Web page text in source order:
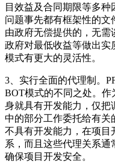
目效益及合同期限等多
问题事先都有框架性的文
由政府无偿提供的，无需
政府对最低收益等做出实
模式有更大的灵活性。
3、实行全面的代理制。
BOT模式的不同之处。作
身就具有开发能力，仅把
中的部分工作委托给有关
不具有开发能力，在项目
系，而且这些代理关系通
确保项目开发安全。